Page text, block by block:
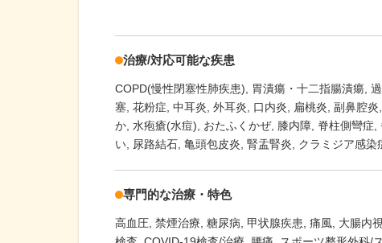
治療/対応可能な疾患
COPD(慢性閉塞性肺疾患) 胃潰瘍・十二指腸潰瘍
塞 花粉症 中耳炎 外耳炎 口内炎 扁桃炎 副鼻腔炎
か 水疱瘡(水痘) おたふくかぜ 膝内障 脊柱側彎症
い
尿路結石 亀頭包皮炎 腎盂腎炎 クラミジア感染
専門的な治療・特色
高血圧 禁煙治療 糖尿病 甲状腺疾患 痛風 大腸内